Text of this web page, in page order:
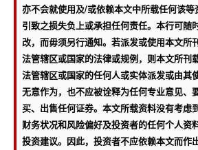
亦不会就使用及/或依赖本文中所载任何该
引致之损失负上或承担任何责任。本行可随
改，而毋须另行通知。若派发或使用本文所
法管辖区或国家的法律或规例，则本文所刊
法管辖区或国家的任何人或实体派发或由其
无意作为，也不应被诠释为任何专业意见、
买、出售任何证券。本文所载资料没有考虑
财务状况和风险偏好及投资者的任何个人资
投资建议。因此，投资者不应依赖本文而作